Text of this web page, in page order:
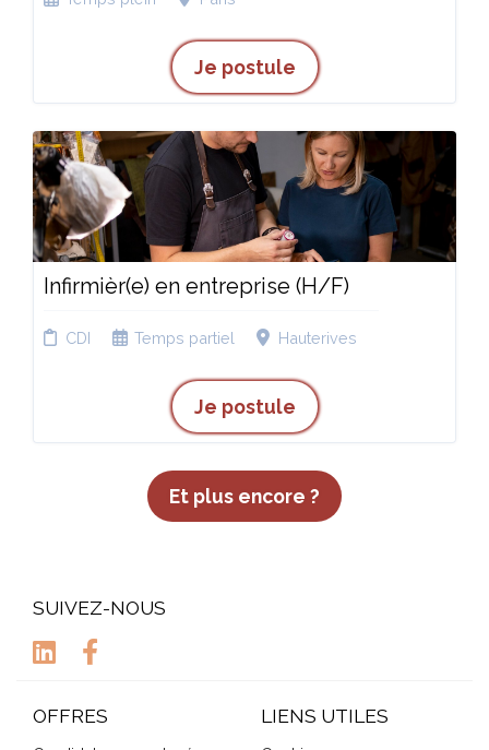
Je postule
Infirmièr(e) en entreprise (H/F)
CDI Temps partiel Hauterives
Je postule
Et plus encore ?
SUIVEZ-NOUS
OFFRES LIENS UTILES